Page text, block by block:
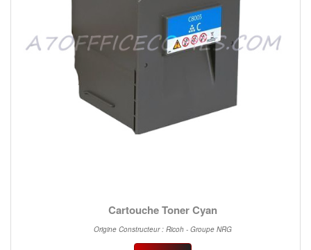
Cartouche Toner Cyan
Origine Constructeur : Ricoh - Groupe NRG